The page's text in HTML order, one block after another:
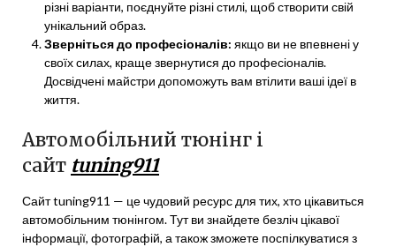
різні варіанти, поєднуйте різні стилі, щоб створити свій
унікальний образ.
Зверніться до професіоналів: якщо ви не впевнені у
своїх силах, краще звернутися до професіоналів.
Досвідчені майстри допоможуть вам втілити ваші ідеї в
життя.
Автомобільний тюнінг і
сайт tuning911
Сайт tuning911 — це чудовий ресурс для тих, хто цікавиться
автомобільним тюнінгом. Тут ви знайдете безліч цікавої
інформації, фотографій, а також зможете поспілкуватися з